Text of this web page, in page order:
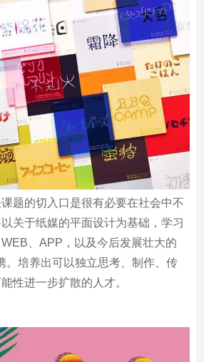
题的切入口是很有必要在社会中不
关于纸媒的平面设计为基础，学习
、APP，以及今后发展壮大的
性进一步扩散的人才。